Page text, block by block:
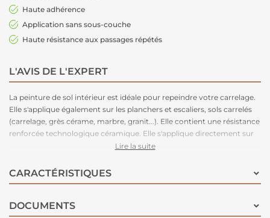
Haute adhérence
Application sans sous-couche
Haute résistance aux passages répétés
L'AVIS DE L'EXPERT
La peinture de sol intérieur est idéale pour repeindre votre carrelage.
Elle s'applique également sur les planchers et escaliers, sols carrelés
(carrelage, grès cérame, marbre, granit...). Elle contient une résistance
renforcée technologique céramique. Elle s'applique directement sur
vos surfaces sans sous-couche, très bonne résistance aux passages et
séchage complet = 24 heures.
Lire la suite
CARACTÉRISTIQUES
DOCUMENTS